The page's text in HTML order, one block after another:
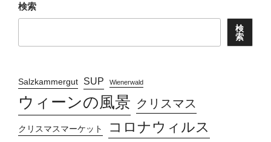
検索
検
索
Salzkammergut SUP Wienerwald
ウィーンの風景 クリスマス
クリスマスマーケット コロナウィルス